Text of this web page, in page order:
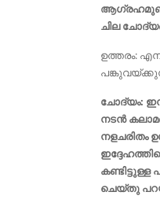
ചില
ഉത്തരം:
ചോദ്യം:
നടൻ
നളചരിതം
കണ്ടിട്ടുള്ള
ചെയ്തു